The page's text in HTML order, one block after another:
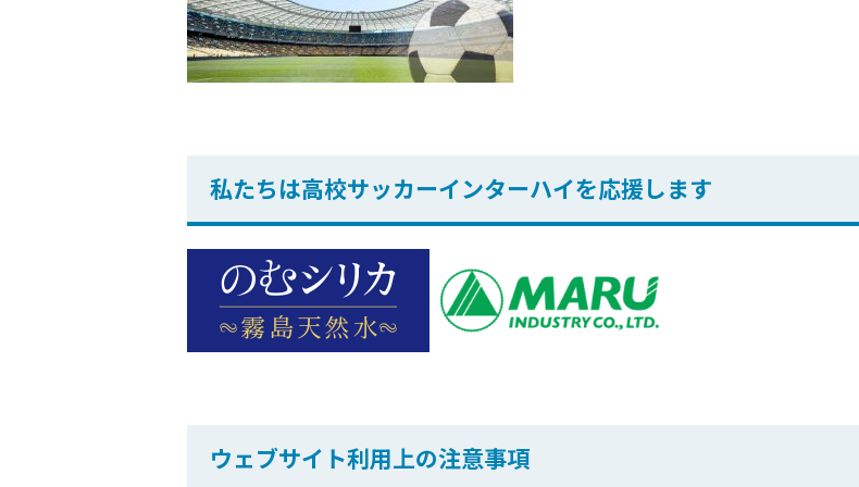
私たちは高校サッカーインターハイを応援します
ウェブサイト利用上の注意事項